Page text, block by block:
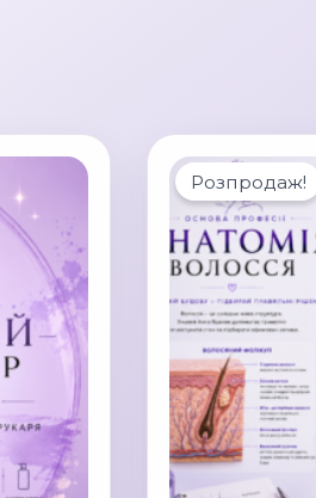
Розпродаж!